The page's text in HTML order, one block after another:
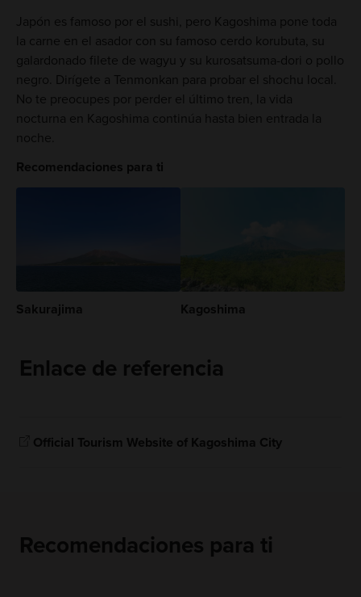
Japón es famoso por el sushi, pero Kagoshima pone toda
la carne en el asador con su famoso cerdo korubuta, su
galardonado filete de wagyu y su kurosatsuma-dori o pollo
negro. Dirígete a Tenmonkan para probar el shochu local.
No te preocupes por perder el último tren, la vida
nocturna en Kagoshima continúa hasta bien entrada la
noche.
Recomendaciones para ti
Sakurajima Kagoshima
Enlace de referencia
Official Tourism Website of Kagoshima City
Recomendaciones para ti